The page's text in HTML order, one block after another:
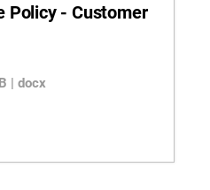
Policy - Customer
| docx